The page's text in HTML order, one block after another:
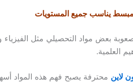
يناسب جميع المستويات
بعض مواد التحصيلي مثل الفيزياء
العلمية.
لاين محترفة يصبح فهم هذه المواد